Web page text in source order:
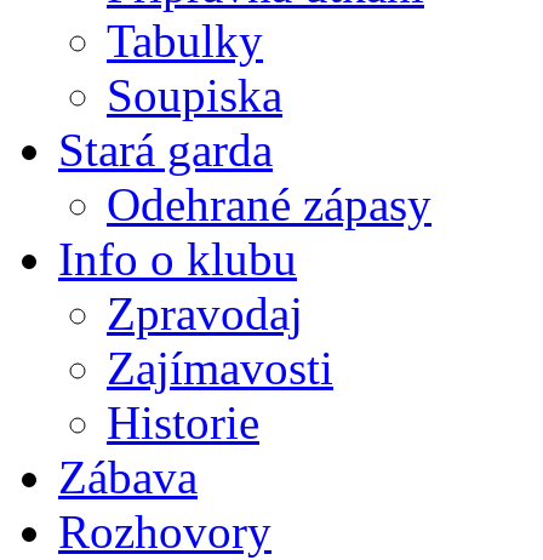
Tabulky
Soupiska
Stará garda
Odehrané zápasy
Info o klubu
Zpravodaj
Zajímavosti
Historie
Zábava
Rozhovory